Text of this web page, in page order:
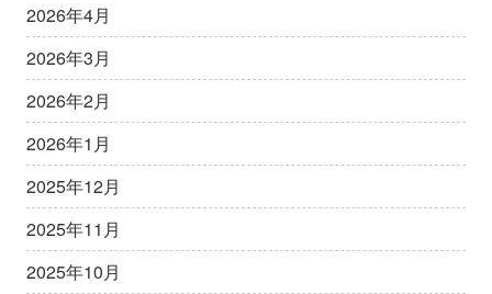
2026年4月
2026年3月
2026年2月
2026年1月
2025年12月
2025年11月
2025年10月